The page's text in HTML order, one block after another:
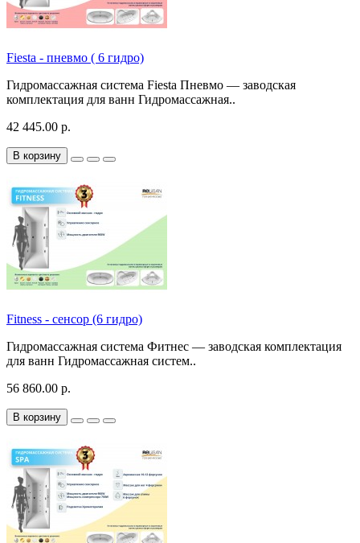
Fiesta - пневмо ( 6 гидро)
Гидромассажная система Fiesta Пневмо — заводская
комплектация для ванн Гидромассажная..
42 445.00 р.
В корзину
Fitness - сенсор (6 гидро)
Гидромассажная система Фитнес — заводская комплектация
для ванн Гидромассажная систем..
56 860.00 р.
В корзину